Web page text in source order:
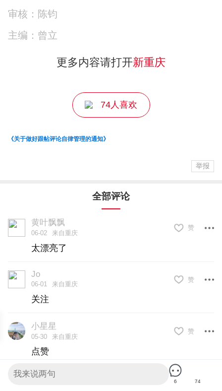
审核：陈钧
主编：曾立
更多内容请打开新重庆
74人喜欢
《关于做好跟帖评论自律管理的通知》
举报
全部评论
黄叶飘飘
06-02 来自重庆
赞
太漂亮了
Jo
06-01 来自重庆
赞
关注
小星星
05-30 来自重庆
赞
点赞
琳琳儿 6 74